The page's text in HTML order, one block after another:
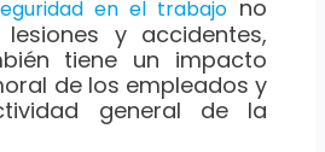
en el trabajo no
y accidentes,
tiene un impacto
de los empleados y
general de la